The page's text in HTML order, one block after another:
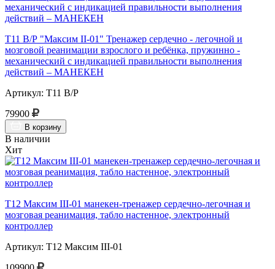
Т11 В/Р "Максим II-01" Тренажер сердечно - легочной и
мозговой реанимации взрослого и ребёнка, пружинно -
механический с индикацией правильности выполнения
действий – МАНЕКЕН
Артикул: Т11 В/Р
79900
В корзину
В наличии
Хит
Т12 Максим III-01 манекен-тренажер сердечно-легочная и
мозговая реанимация, табло настенное, электронный
контроллер
Артикул: Т12 Максим III-01